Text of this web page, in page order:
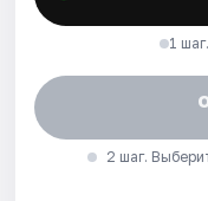
1
2 шаг.